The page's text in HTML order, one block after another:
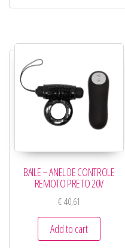
BAILE – ANEL DE CONTROLE
REMOTO PRETO 20V
€40,61
Add to cart